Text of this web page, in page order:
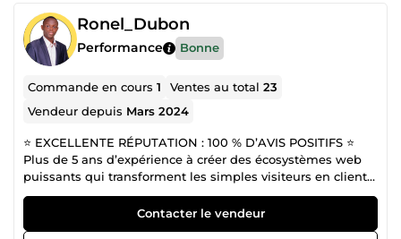
Ronel_Dubon
Performance Bonne
Commande en cours1 Ventes au total23
Vendeur depuis Mars 2024
⭐ EXCELLENTE RÉPUTATION : 100 % D’AVIS POSITIFS ⭐
Plus de 5 ans d’expérience à créer des écosystèmes web
puissants qui transforment les simples visiteurs en clients
fidèles. 💡 Mon domaine : allier développement web
moderne et stratégies de conversion automatisées pour
propulser les résultats de mes clients. 🧩 Compétences
Contacter le vendeur